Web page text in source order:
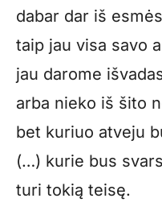
dabar dar iš
taip jau visa savo
jau darome
arba nieko iš šito
bet kuriuo atveju
(…) kurie bus
turi tokią teisę.